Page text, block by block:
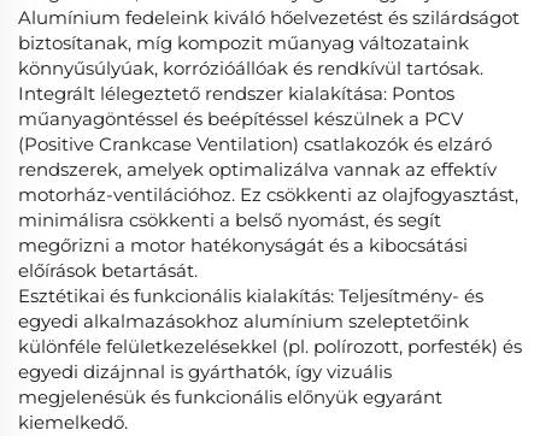
Alumínium fedeleink kiváló hőelvezetést és szilárdságot
biztosítanak, míg kompozit műanyag változataink
könnyűsúlyúak, korrózióállóak és rendkívül tartósak.
Integrált lélegeztető rendszer kialakítása: Pontos
műanyagöntéssel és beépítéssel készülnek a PCV
(Positive Crankcase Ventilation) csatlakozók és elzáró
rendszerek, amelyek optimalizálva vannak az effektív
motorház-ventilációhoz. Ez csökkenti az olajfogyasztást,
minimálisra csökkenti a belső nyomást, és segít
megőrizni a motor hatékonyságát és a kibocsátási
előírások betartását.
Esztétikai és funkcionális kialakítás: Teljesítmény- és
egyedi alkalmazásokhoz alumínium szeleptetőink
különféle felületkezelésekkel (pl. polírozott, porfesték) és
egyedi dizájnnal is gyárthatók, így vizuális
megjelenésük és funkcionális előnyük egyaránt
kiemelkedő.